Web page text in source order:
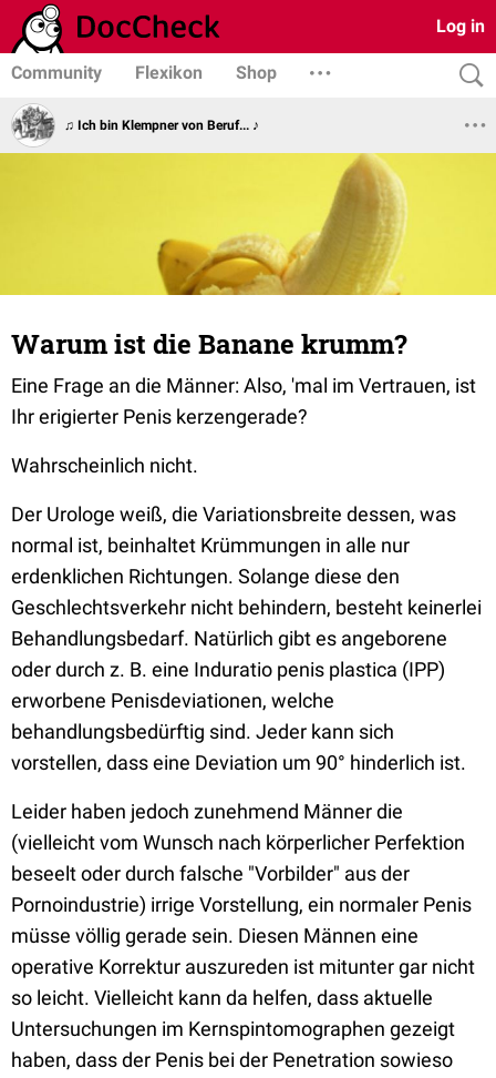
Log in
Community Flexikon Shop
♫ Ich bin Klempner von Beruf... ♪
Warum ist die Banane krumm?
Eine Frage an die Männer: Also, 'mal im Vertrauen, ist
Ihr erigierter Penis kerzengerade?
Wahrscheinlich nicht.
Der Urologe weiß, die Variationsbreite dessen, was
normal ist, beinhaltet Krümmungen in alle nur
erdenklichen Richtungen. Solange diese den
Geschlechtsverkehr nicht behindern, besteht keinerlei
Behandlungsbedarf. Natürlich gibt es angeborene
oder durch z. B. eine Induratio penis plastica (IPP)
erworbene Penisdeviationen, welche
behandlungsbedürftig sind. Jeder kann sich
vorstellen, dass eine Deviation um 90° hinderlich ist.
Leider haben jedoch zunehmend Männer die
(vielleicht vom Wunsch nach körperlicher Perfektion
beseelt oder durch falsche "Vorbilder" aus der
Pornoindustrie) irrige Vorstellung, ein normaler Penis
müsse völlig gerade sein. Diesen Männen eine
operative Korrektur auszureden ist mitunter gar nicht
so leicht. Vielleicht kann da helfen, dass aktuelle
Untersuchungen im Kernspintomographen gezeigt
haben, dass der Penis bei der Penetration sowieso